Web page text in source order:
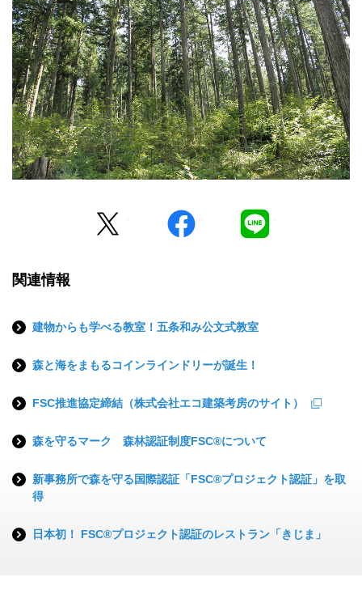
facebook
関連情報
建物からも学べる教室！五条和み公文式教室
森と海をまもるコインラインドリーが誕生！
FSC推進協定締結（株式会社エコ建築考房のサイト）
森を守るマーク 森林認証制度FSC®について
新事務所で森を守る国際認証「FSC®プロジェクト認証」を取
得
日本初！ FSC®プロジェクト認証のレストラン「きじま」